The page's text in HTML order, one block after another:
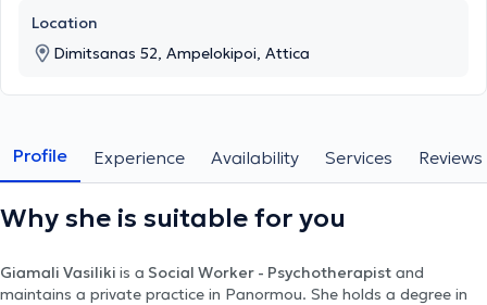
Location
Dimitsanas 52, Ampelokipoi, Attica
Profile Experience Availability Services Reviews
Why she is suitable for you
Giamali Vasiliki is a Social Worker - Psychotherapist and
maintains a private practice in Panormou. She holds a degree in